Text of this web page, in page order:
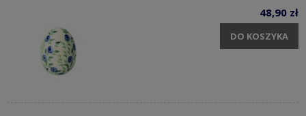
48,90 zł
DO KOSZYKA